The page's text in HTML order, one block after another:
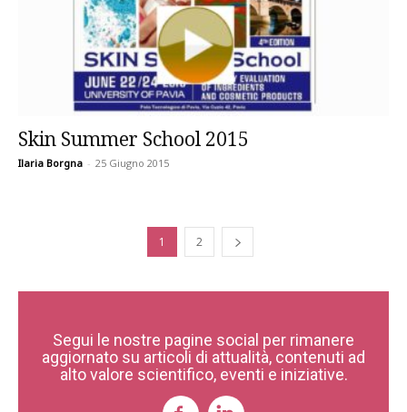
Skin Summer School 2015
Ilaria Borgna - 25 Giugno 2015
1 2
Segui le nostre pagine social per rimanere
aggiornato su articoli di attualità, contenuti ad
alto valore scientifico, eventi e iniziative.